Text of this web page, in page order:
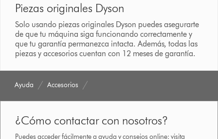
Piezas originales Dyson
Solo usando piezas originales Dyson puedes asegurarte
de que tu máquina siga funcionando correctamente y
que tu garantía permanezca intacta. Además, todas las
piezas y accesorios cuentan con 12 meses de garantía.
Ayuda Accesorios
¿Cómo contactar con nosotros?
Puedes acceder fácilmente a ayuda y consejos online: visita